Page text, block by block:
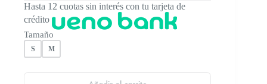
Hasta 12 cuotas sin interés con tu tarjeta de
crédito
Tamaño
S M